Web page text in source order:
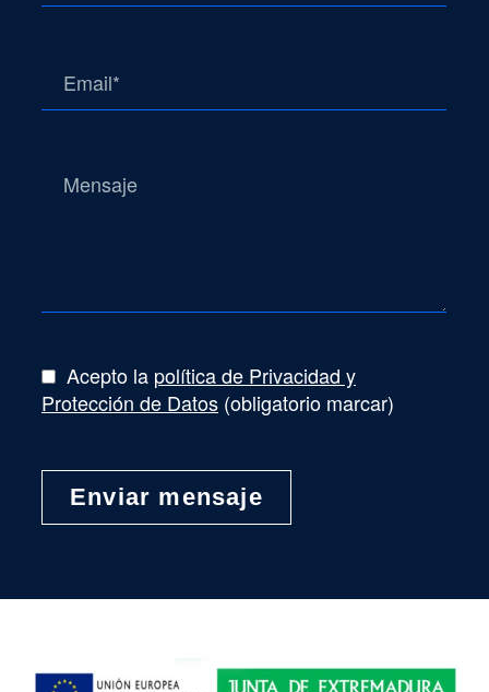
Acepto la política de Privacidad y
Protección de Datos (obligatorio marcar)